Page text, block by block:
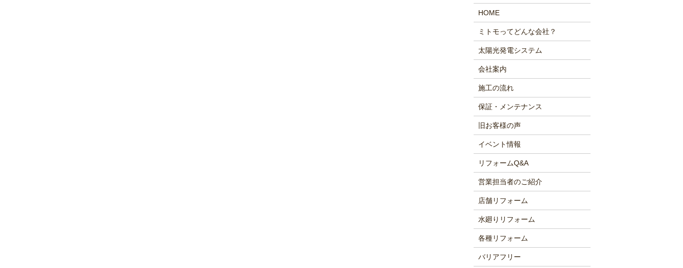
HOME
ミトモってどんな会社？
太陽光発電システム
会社案内
施工の流れ
保証・メンテナンス
旧お客様の声
イベント情報
リフォームQ&A
営業担当者のご紹介
店舗リフォーム
水廻りリフォーム
各種リフォーム
バリアフリー